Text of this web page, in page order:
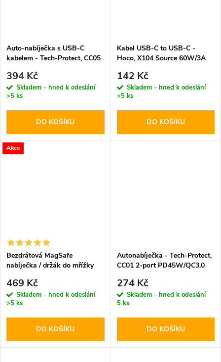
Auto-nabíječka s USB-C
kabelem - Tech-Protect, CC05
394 Kč
Skladem - hned k odeslání
>5 ks
DO KOŠÍKU
Kabel USB-C to USB-C -
Hoco, X104 Source 60W/3A
142 Kč
Skladem - hned k odeslání
>5 ks
DO KOŠÍKU
Akce
Bezdrátová MagSafe
nabíječka / držák do mřížky
Ultrafast
469 Kč
Skladem - hned k odeslání
>5 ks
DO KOŠÍKU
Autonabíječka - Tech-Protect,
CC01 2-port PD45W/QC3.0
274 Kč
Skladem - hned k odeslání
5 ks
DO KOŠÍKU